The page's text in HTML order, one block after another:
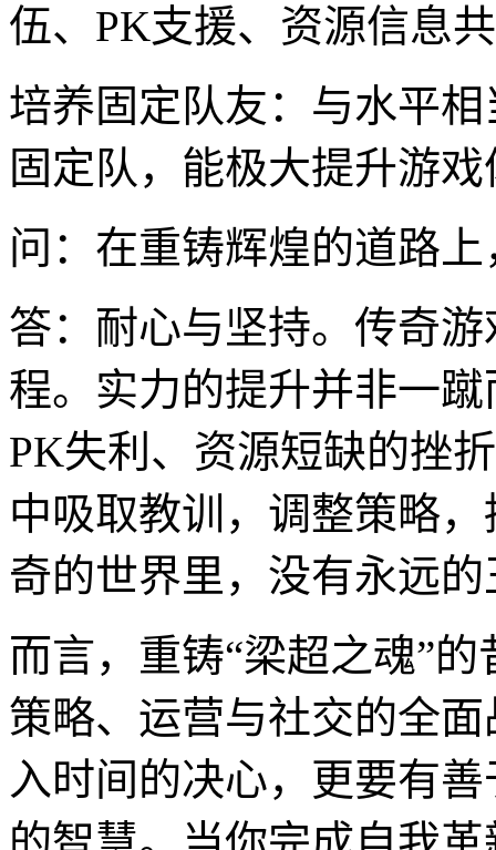
伍、PK支援、资源信息
培养固定队友：与水平
固定队，能极大提升游
问：在重铸辉煌的道路
答：耐心与坚持。传奇
程。实力的提升并非一
PK失利、资源短缺的挫
中吸取教训，调整策略
奇的世界里，没有永远
而言，重铸“梁超之魂”
策略、运营与社交的全
入时间的决心，更要有